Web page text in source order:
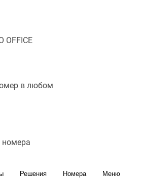
OFFICE
в любом
номера
Решения Номера Меню
от клиентов для уточнения
роботов в вашу CRM-систему,
рутинных задач
от MANGO OFFICE